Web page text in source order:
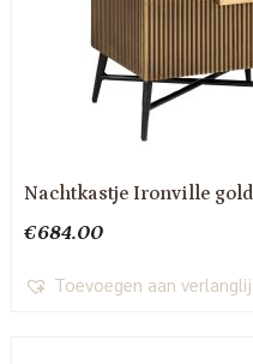
Nachtkastje Ironville
€684.00
Toevoegen aan